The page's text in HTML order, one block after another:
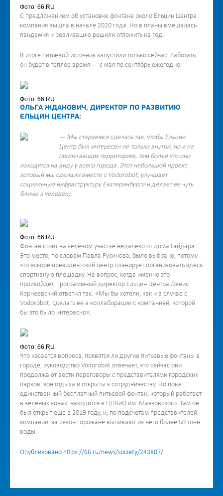
Фото: 66.RU
С предложением об установке фонтана около Ельцин Центра
компания вышла в начале 2020 года. Но в планы вмешалась
пандемия и реализацию решили отложить на год.
В итоге питьевой источник запустили только сейчас. Работать
он будет в теплое время — с мая по сентябрь ежегодно.
Фото: 66.RU
ОЛЬГА ЖДАНОВИЧ, ДИРЕКТОР ПО РАЗВИТИЮ
ЕЛЬЦИН ЦЕНТРА:
— Мы стараемся сделать так, чтобы Ельцин
Центр был интересен не только внутри, но и на
прилегающих территориях, тем более что они
находятся на виду у всего города. Этот небольшой проект,
который мы сделали вместе с Vodorobot, улучшает
социальную инфраструктуру Екатеринбурга и делает ее чуть
ближе к человеку.
Фото: 66.RU
Фонтан стоит на зеленом участке недалеко от дома Гайдара.
Это место, по словам Павла Русинова, было выбрано, потому
что вскоре президентский центр планирует организовать здесь
спортивную площадку. На вопрос, когда именно это
произойдет, программный директор Ельцин Центра Денис
Корнеевский ответил так: «Мы бы хотели, как и в случае с
Vodorobot, сделать ее в коллаборации с компанией, которой
бы это было интересно».
Фото: 66.RU
Что касается вопроса, появятся ли другие питьевые фонтаны в
городе, руководство Vodorobot отвечает, что сейчас они
продолжают вести переговоры с представителями городских
парков, зон отдыха и открыты к сотрудничеству. Но пока
единственный бесплатный питьевой фонтан, который работает
в зеленых зонах, находится в ЦПКиО им. Маяковского. Там он
был открыт еще в 2019 году, и, по подсчетам представителей
компании, за сезон горожане выпивают из него более 50 тонн
воды.
Опубликовано https://66.ru/news/society/243807/